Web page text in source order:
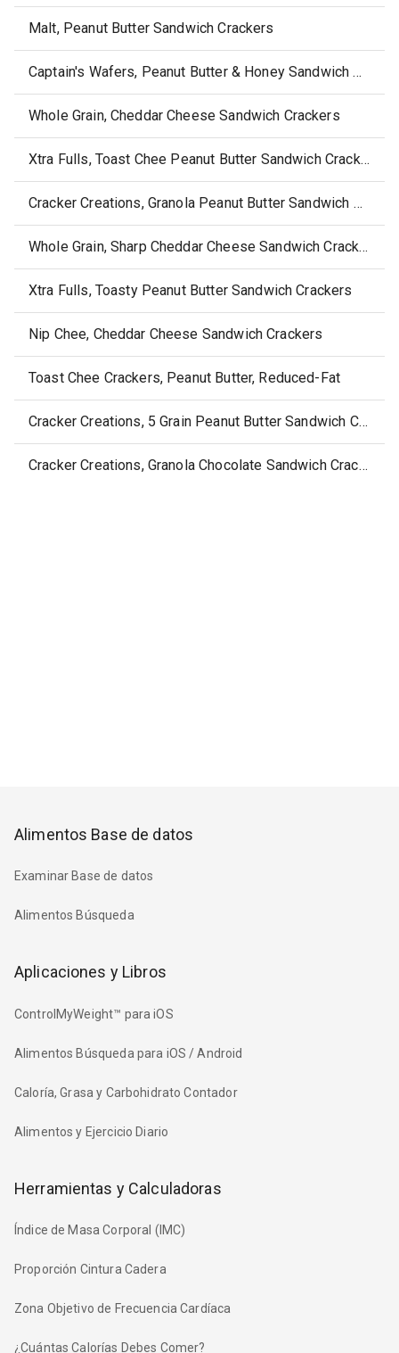
Malt, Peanut Butter Sandwich Crackers
Captain's Wafers, Peanut Butter & Honey Sandwich Crackers
Whole Grain, Cheddar Cheese Sandwich Crackers
Xtra Fulls, Toast Chee Peanut Butter Sandwich Crackers
Cracker Creations, Granola Peanut Butter Sandwich Crackers
Whole Grain, Sharp Cheddar Cheese Sandwich Crackers
Xtra Fulls, Toasty Peanut Butter Sandwich Crackers
Nip Chee, Cheddar Cheese Sandwich Crackers
Toast Chee Crackers, Peanut Butter, Reduced-Fat
Cracker Creations, 5 Grain Peanut Butter Sandwich Crackers
Cracker Creations, Granola Chocolate Sandwich Crackers
Alimentos Base de datos
Examinar Base de datos
Alimentos Búsqueda
Aplicaciones y Libros
ControlMyWeight™ para iOS
Alimentos Búsqueda para iOS / Android
Caloría, Grasa y Carbohidrato Contador
Alimentos y Ejercicio Diario
Herramientas y Calculadoras
Índice de Masa Corporal (IMC)
Proporción Cintura Cadera
Zona Objetivo de Frecuencia Cardíaca
¿Cuántas Calorías Debes Comer?